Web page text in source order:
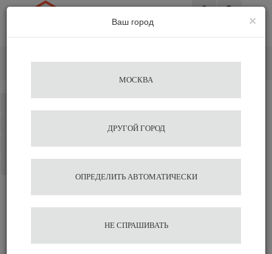
Отзывы на сайте миркофе
×
Ваш город
МОСКВА
ДРУГОЙ ГОРОД
ОПРЕДЕЛИТЬ АВТОМАТИЧЕСКИ
НЕ СПРАШИВАТЬ